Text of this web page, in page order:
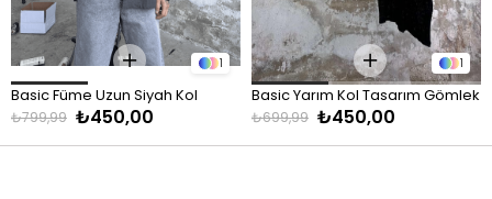
1
Basic Füme Uzun Siyah Kol
Oversize Gömlek Füme
₺450,00
₺799,99
1
Basic Yarım Kol Tasarım Gömlek
- Siyah
₺450,00
₺699,99